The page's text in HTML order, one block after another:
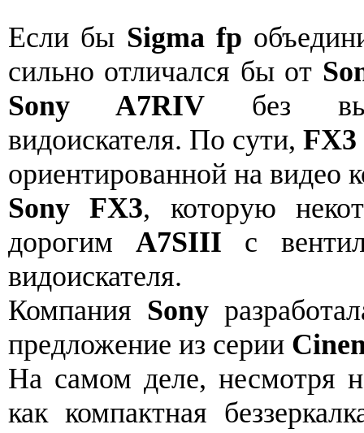
Если бы Sigma fp
сильно отличался бы от
Sony A7RIV без
видоискателя. По сути, FX3
ориентированной на видео
Sony FX3, которую
дорогимA7SIII с
видоискателя.
Компания Sony
предложение из серии
На самом деле, несмотря
как компактная